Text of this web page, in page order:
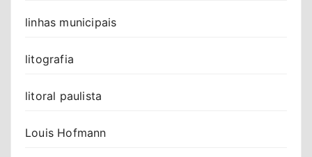
linhas municipais
litografia
litoral paulista
Louis Hofmann